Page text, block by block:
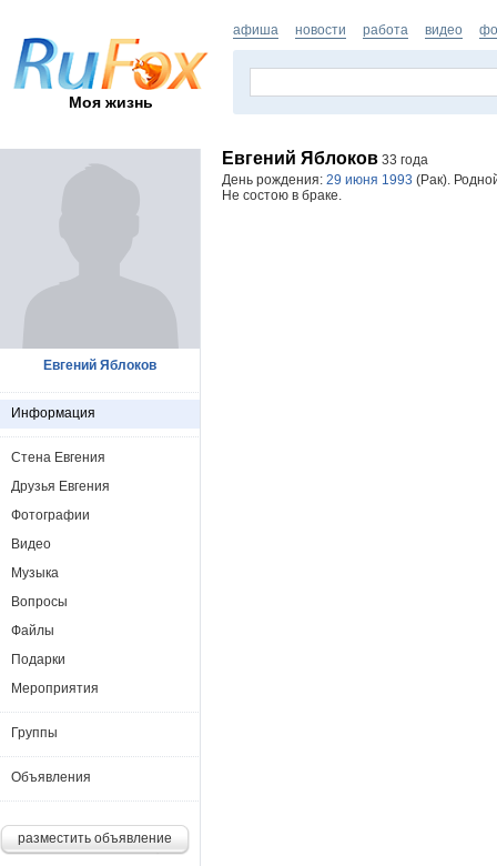
Моя жизнь
афиша новости работа видео
Евгений Яблоков 33 года
День рождения: 29 июня 1993 (Рак).
Не состою в браке.
Евгений Яблоков
Информация
Стена Евгения
Друзья Евгения
Фотографии
Видео
Музыка
Вопросы
Файлы
Подарки
Мероприятия
Группы
Объявления
разместить объявление